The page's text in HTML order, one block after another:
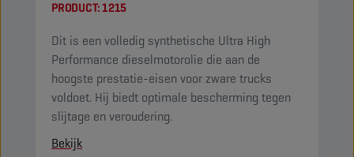
PRODUCT:1215
Dit is een volledig synthetische Ultra High
Performance dieselmotorolie die aan de
hoogste prestatie-eisen voor zware trucks
voldoet. Hij biedt optimale bescherming tegen
slijtage en veroudering.
Bekijk